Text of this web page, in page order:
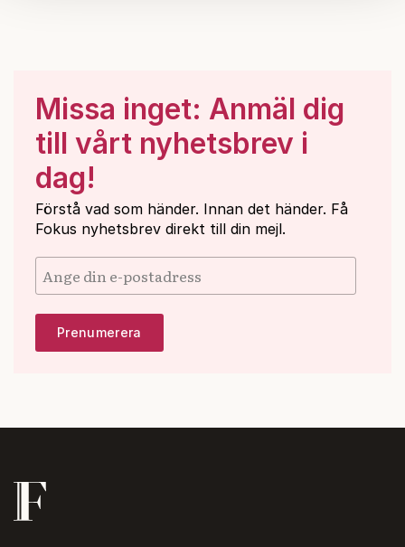
Missa inget: Anmäl dig
till vårt nyhetsbrev i
dag!
Förstå vad som händer. Innan det händer. Få
Fokus nyhetsbrev direkt till din mejl.